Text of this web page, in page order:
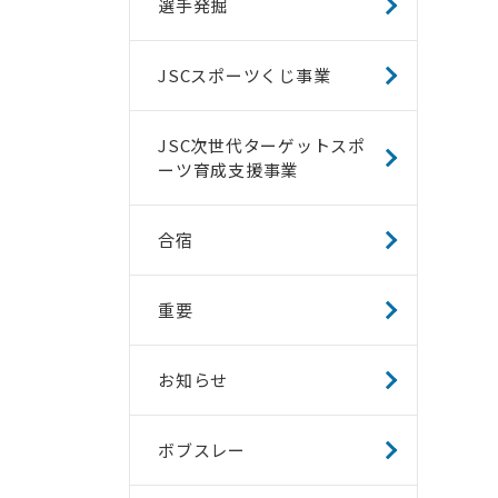
選手発掘
JSCスポーツくじ事業
JSC次世代ターゲットスポ
ーツ育成支援事業
合宿
重要
お知らせ
ボブスレー